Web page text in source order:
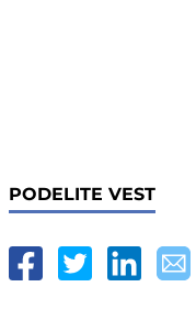
PODELITE VEST